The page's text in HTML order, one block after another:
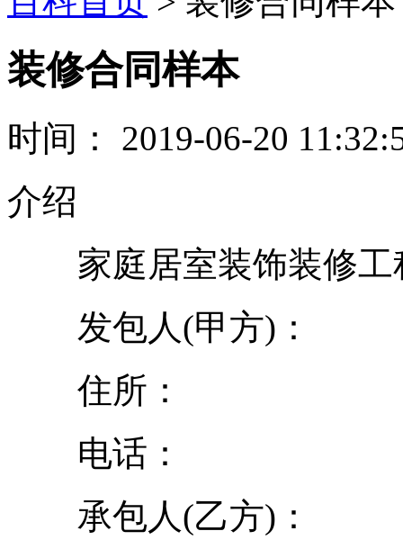
装修合同样本
时间： 2019-06-20
介绍
家庭居室装饰装修工
发包人(甲方)：
住所：
电话：
承包人(乙方)：